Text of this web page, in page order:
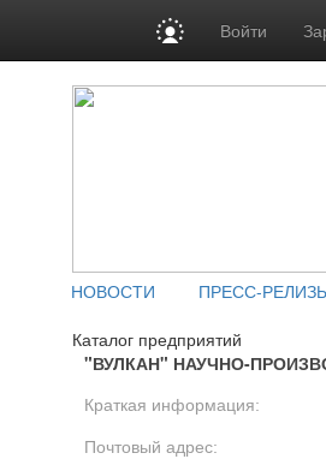
Войти
НОВОСТИ ПРЕСС-
Каталог предприятий
"ВУЛКАН" НАУЧНО-
Краткая информация:
Почтовый адрес: